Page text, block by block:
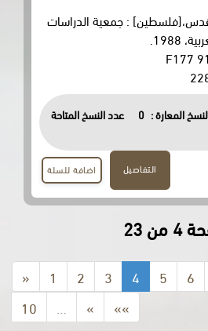
: جمعية الدراسات
:
0
عدد النسخ المتاحة
اضافة للسلة
… »